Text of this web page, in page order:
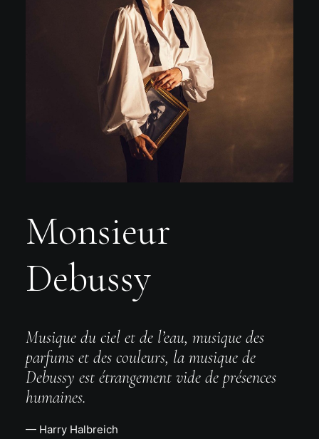
Monsieur
Debussy
Musique du ciel et de l’eau, musique des
parfums et des couleurs, la musique de
Debussy est étrangement vide de présences
humaines.
— Harry Halbreich